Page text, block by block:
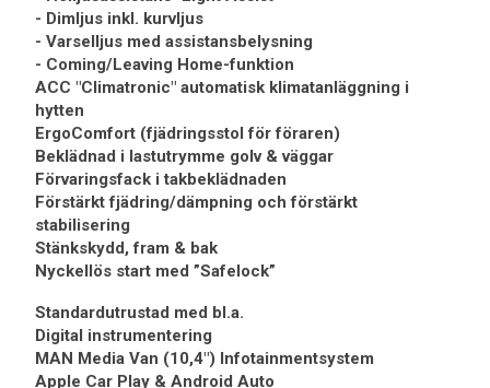
- Dimljus inkl. kurvljus
- Varselljus med assistansbelysning
- Coming/Leaving Home-funktion
ACC "Climatronic" automatisk klimatanläggning i
hytten
ErgoComfort (fjädringsstol för föraren)
Beklädnad i lastutrymme golv & väggar
Förvaringsfack i takbeklädnaden
Förstärkt fjädring/dämpning och förstärkt
stabilisering
Stänkskydd, fram & bak
Nyckellös start med ”Safelock”
Standardutrustad med bl.a.
Digital instrumentering
MAN Media Van (10,4") Infotainmentsystem
Apple Car Play & Android Auto